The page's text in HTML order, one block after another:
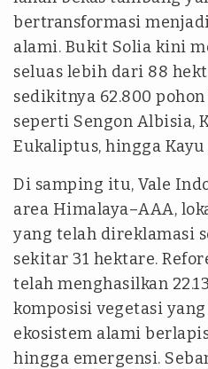
bertransformasi
alami. Bukit Solia kini
seluas lebih dari 88
sedikitnya 62.800
seperti Sengon Albisia,
Eukaliptus, hingga
Di samping itu, Vale
area Himalaya–AAA,
yang telah direklamasi
sekitar 31 hektare.
telah menghasilkan
komposisi vegetasi
ekosistem alami
hingga emergensi.